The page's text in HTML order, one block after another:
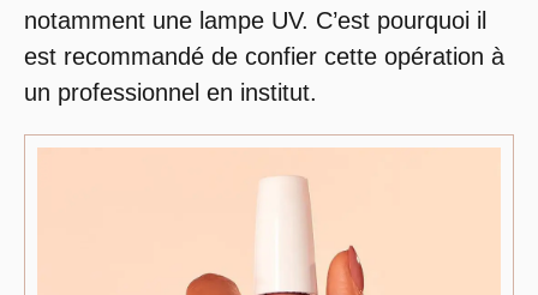
notamment une lampe UV. C’est pourquoi il
est recommandé de confier cette opération à
un professionnel en institut.